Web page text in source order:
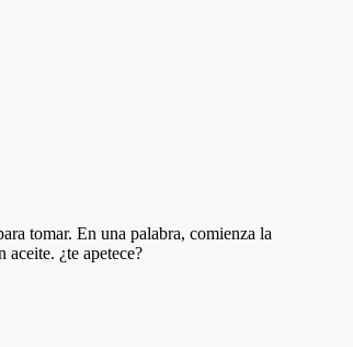
tomar. En una palabra, comienza la
aceite. ¿te apetece?